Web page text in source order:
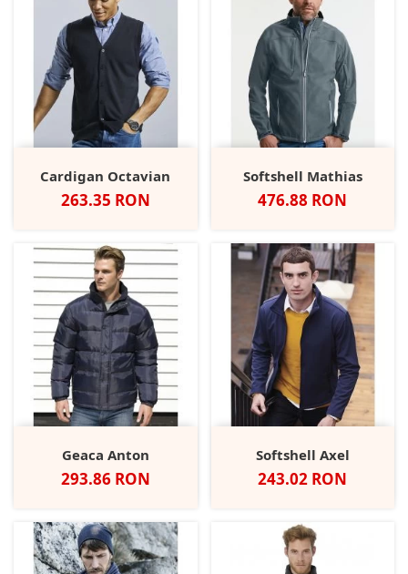
Cardigan Octavian
Pret
263.35 RON
Softshell Mathias
Pret
476.88 RON
Geaca Anton
Pret
293.86 RON
Softshell Axel
Pret
243.02 RON